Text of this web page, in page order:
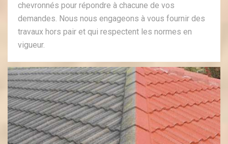
chevronnés pour répondre à chacune de vos
demandes. Nous nous engageons à vous fournir des
travaux hors pair et qui respectent les normes en
vigueur.